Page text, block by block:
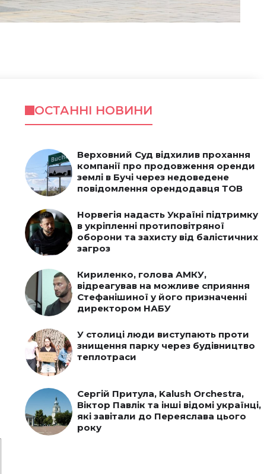
ОСТАННІ НОВИНИ
Верховний Суд відхилив прохання
компанії про продовження оренди
землі в Бучі через недоведене
повідомлення орендодавця ТОВ
Норвегія надасть Україні підтримку
в укріпленні протиповітряної
оборони та захисту від балістичних
загроз
Кириленко, голова АМКУ,
відреагував на можливе сприяння
Стефанішиної у його призначенні
директором НАБУ
У столиці люди виступають проти
знищення парку через будівництво
теплотраси
Сергій Притула, Kalush Orchestra,
Віктор Павлік та інші відомі українці,
які завітали до Переяслава цього
року